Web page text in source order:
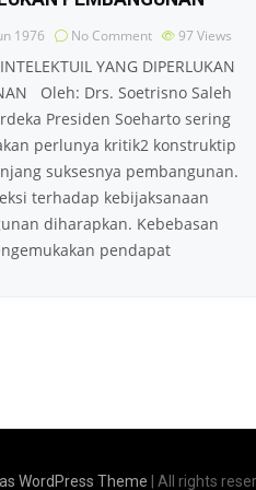
1976 No Comment 97 Views
YANG DIPERLUKAN
Oleh: Drs. Soetrisno Saleh
Presiden Soeharto sering
perlunya kritik2 konstruktip
suksesnya pembangunan.
terhadap kebijaksanaan
diharapkan. Kebebasan
pendapat
WordPress Theme | All rights